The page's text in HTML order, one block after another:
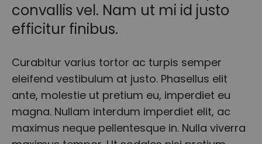
convallis vel. Nam ut mi id justo
efficitur finibus.
Curabitur varius tortor ac turpis semper
eleifend vestibulum at justo. Phasellus elit
ante, molestie ut pretium eu, imperdiet eu
magna. Nullam interdum imperdiet elit, ac
maximus neque pellentesque in. Nulla viverra